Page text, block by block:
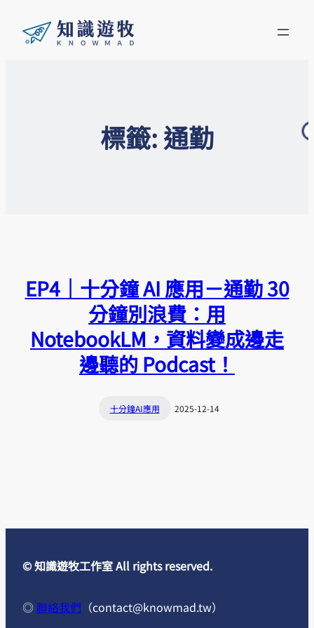
標籤:通勤
EP4｜十分鐘 AI 應用－通勤 30
分鐘別浪費：用
NotebookLM，資料變成邊走
邊聽的 Podcast！
十分鐘AI應用 2025-12-14
© 知識遊牧工作室 All rights reserved.
◎聯絡我們 （contact@knowmad.tw）